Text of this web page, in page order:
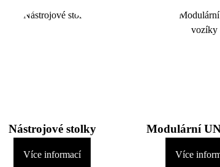
Nástrojové stolky
Více informací
Modulární
Více